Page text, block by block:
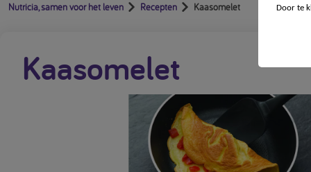
Nutricia, samen voor het leven Recepten Kaasomelet
Kaasomelet
Door te